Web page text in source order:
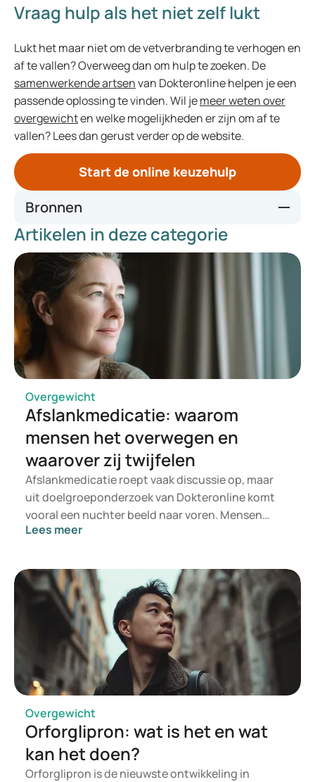
Vraag hulp als het niet zelf lukt
Lukt het maar niet om de vetverbranding te verhogen en
af te vallen? Overweeg dan om hulp te zoeken. De
samenwerkende artsenvan Dokteronline helpen je een
passende oplossing te vinden. Wil jemeer weten over
overgewichten welke mogelijkheden er zijn om af te
vallen? Lees dan gerust verder op de website.
Start de online keuzehulp
Bronnen
https://www.thuisarts.nl/gezond-eten/ik-wil-gezond-eten
https://www.thuisarts.nl/obesitas-bij-volwassenen/ik-ben-
te-zwaar-en-wil-gezonder-leven
https://www.healthline.com/nutrition/5-natural-fat-
burners
https://www.healthline.com/nutrition/best-ways-to-burn-
fat#probiotics
https://www.sciencedaily.com/releases/2008/07/0807080
80738.htm
https://pubmed.ncbi.nlm.nih.gov/33831896/
https://pmc.ncbi.nlm.nih.gov/articles/PMC9031614/
https://pubmed.ncbi.nlm.nih.gov/38498828/
https://pmc.ncbi.nlm.nih.gov/articles/PMC3402601/
https://www.health.harvard.edu/staying-healthy/the-
truth-about-metabolism
Artikelen in deze categorie
Overgewicht
Afslankmedicatie: waarom
mensen het overwegen en
waarover zij twijfelen
Afslankmedicatie roept vaak discussie op, maar
uit doelgroeponderzoek van Dokteronline komt
vooral een nuchter beeld naar voren. Mensen
willen niet alleen minder wegen, maar zich
zij weten of medicatie veilig, passend en
betaalbaar is.
Lees meer
Overgewicht
Orforglipron: wat is het en wat
kan het doen?
Orforglipron is de nieuwste ontwikkeling in